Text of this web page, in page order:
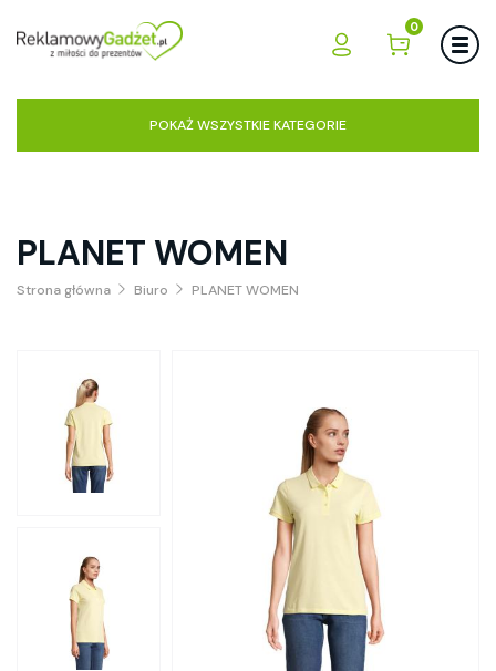
0
POKAŻ WSZYSTKIE KATEGORIE
PLANET WOMEN
Strona główna Biuro PLANET WOMEN